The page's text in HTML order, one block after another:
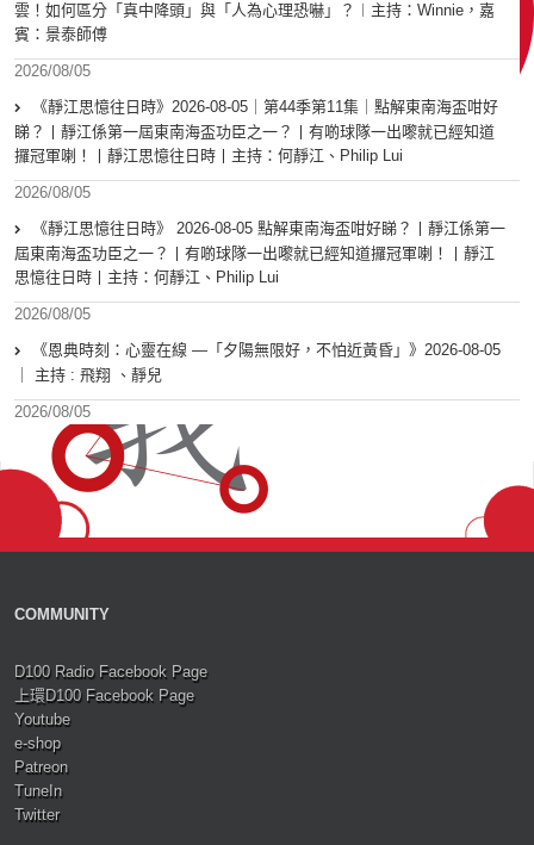
雲！如何區分「真中降頭」與「人為心理恐嚇」？︱主持：Winnie，嘉
賓：景泰師傅
2026/08/05
《靜江思憶往日時》2026-08-05｜第44季第11集｜點解東南海盃咁好
睇？丨靜江係第一屆東南海盃功臣之一？丨有啲球隊一出嚟就已經知道
攞冠軍喇！丨靜江思憶往日時丨主持：何靜江、Philip Lui
2026/08/05
《靜江思憶往日時》 2026-08-05 點解東南海盃咁好睇？丨靜江係第一
屆東南海盃功臣之一？丨有啲球隊一出嚟就已經知道攞冠軍喇！丨靜江
思憶往日時丨主持：何靜江、Philip Lui
2026/08/05
《恩典時刻：心靈在線 —「夕陽無限好，不怕近黃昏」》2026-08-05
｜ 主持 : 飛翔 、靜兒
2026/08/05
COMMUNITY
D100 Radio Facebook Page
上環D100 Facebook Page
Youtube
e-shop
Patreon
TuneIn
Twitter